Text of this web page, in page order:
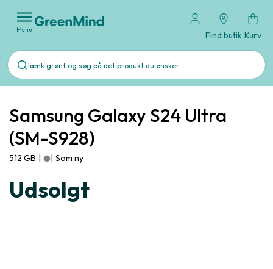
Menu
Find butik Kurv
Samsung Galaxy S24 Ultra
(SM-S928)
512 GB | | Som ny
Udsolgt